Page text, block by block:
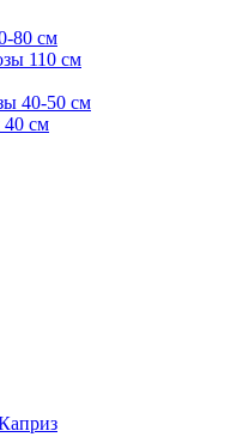
80 см
110 см
40-50 см
40 см